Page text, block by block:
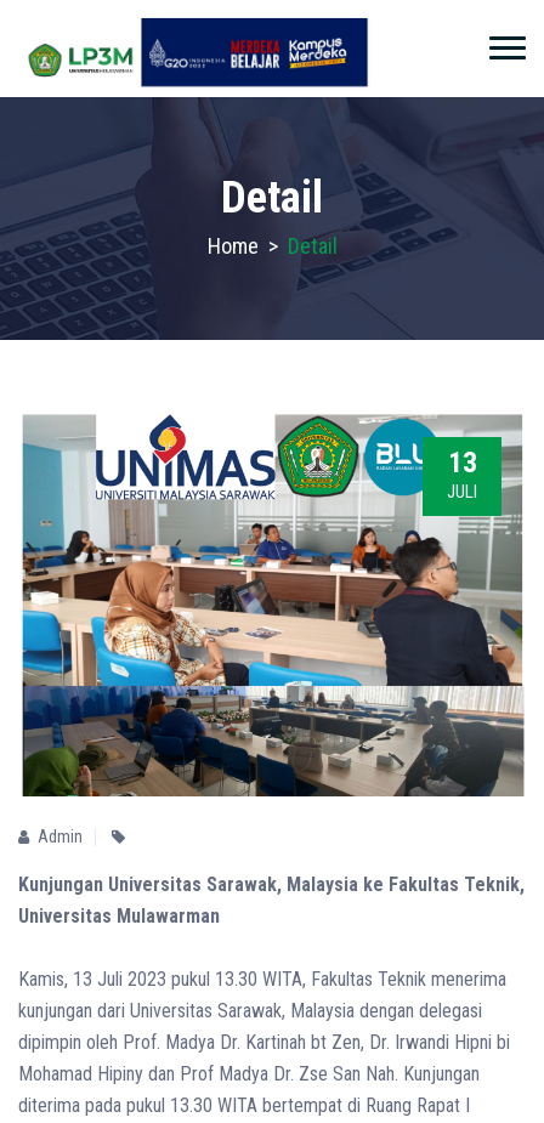
Detail
Home > Detail
13
JULI
Admin
Kunjungan Universitas Sarawak, Malaysia ke Fakultas Teknik,
Universitas Mulawarman
Kamis, 13 Juli 2023 pukul 13.30 WITA, Fakultas Teknik menerima
kunjungan dari Universitas Sarawak, Malaysia dengan delegasi
dipimpin oleh Prof. Madya Dr. Kartinah bt Zen, Dr. Irwandi Hipni bi
Mohamad Hipiny dan Prof Madya Dr. Zse San Nah. Kunjungan
diterima pada pukul 13.30 WITA bertempat di Ruang Rapat I